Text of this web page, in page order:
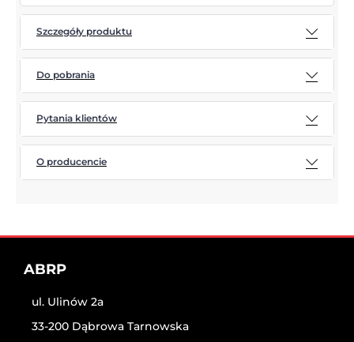
Szczegóły produktu
Do pobrania
Pytania klientów
O producencie
ABRP
ul. Ulinów 2a
33-200 Dąbrowa Tarnowska